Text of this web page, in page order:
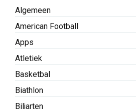
Algemeen
American Football
Apps
Atletiek
Basketbal
Biathlon
Biljarten